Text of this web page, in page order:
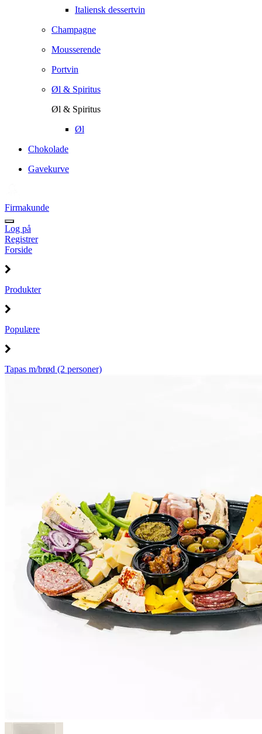
Italiensk dessertvin
Champagne
Mousserende
Portvin
Øl & Spiritus
Øl & Spiritus
Øl
Chokolade
Gavekurve
Firmakunde
Log på
Registrer
Forside
Produkter
Populære
Tapas m/brød (2 personer)